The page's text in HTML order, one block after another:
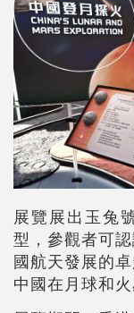
展覽展出玉兔
型，參觀者可
國航天發展的
中國在月球和火